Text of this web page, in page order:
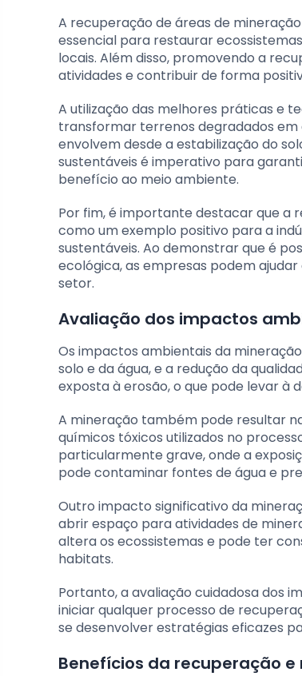
A recuperação de áreas de
essencial para restaurar
locais. Além disso, promovendo a
atividades e contribuir de forma
A utilização das melhores práticas e
transformar terrenos degradados em
envolvem desde a estabilização do
sustentáveis é imperativo para
benefício ao meio ambiente.
Por fim, é importante destacar que a
como um exemplo positivo para a
sustentáveis. Ao demonstrar que é
ecológica, as empresas podem
setor.
Avaliação dos impactos
Os impactos ambientais da
solo e da água, e a redução da
exposta à erosão, o que pode levar à
A mineração também pode resultar
químicos tóxicos utilizados no
particularmente grave, onde a
pode contaminar fontes de água e
Outro impacto significativo da
abrir espaço para atividades de
altera os ecossistemas e pode ter
habitats.
Portanto, a avaliação cuidadosa dos
iniciar qualquer processo de
se desenvolver estratégias eficazes
Benefícios da recuperação